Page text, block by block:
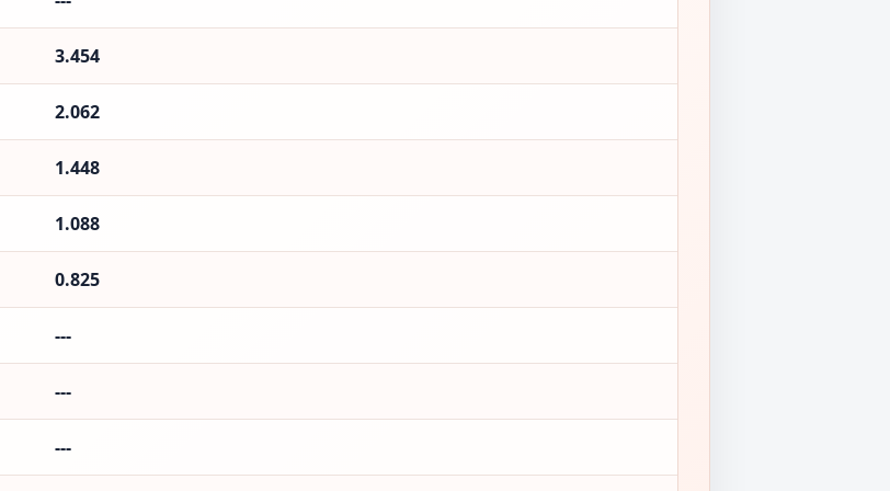
3.454
2.062
1.448
1.088
0.825
---
---
---